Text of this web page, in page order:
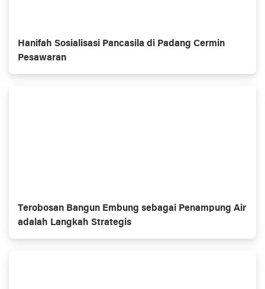
Hanifah Sosialisasi Pancasila di Padang Cermin
Pesawaran
Terobosan Bangun Embung sebagai Penampung Air
adalah Langkah Strategis